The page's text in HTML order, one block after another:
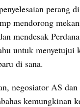
perang
mendorong
mendesak
untuk menyetujui
di sana.
negosiator AS
kemungkinan